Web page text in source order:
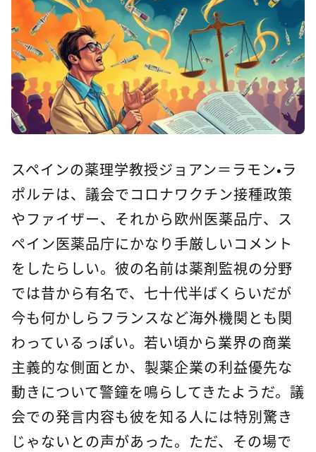
スペインの薬理学教授ジョアン＝ラモン・ラ
ポルテは、議会でコロナワクチン接種政策
やファイザー、それから欧州医薬品庁、ス
ペイン医薬品庁にかなり手厳しいコメント
をしたらしい。彼の名前は薬剤監視の分野
では昔から有名で、七十代半ばくらいだが
今も何かしらフランスなど海外機関とも関
わっているっぽい。若い頃から業界の商業
主義的な側面とか、製薬企業の利益優先な
動きについて警鐘を鳴らしてきたようだ。議
会での発言内容も彼を知る人には特別驚き
じゃないとの声があった。ただ、その場で